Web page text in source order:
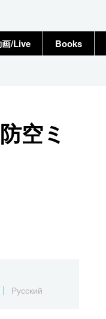
/Live Books
空ミ
Русский